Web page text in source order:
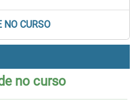
NO CURSO
no curso